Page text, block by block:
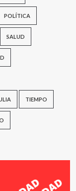
POLÍTICA
SALUD
TIEMPO